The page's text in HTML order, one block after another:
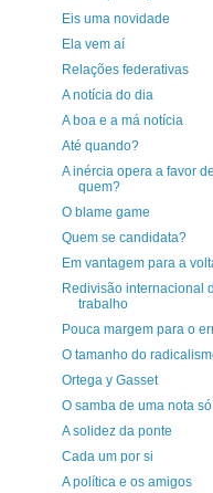
Eis uma novidade
Ela vem aí
Relações federativas
A notícia do dia
A boa e a má notícia
Até quando?
A inércia opera a favor de
quem?
O blame game
Quem se candidata?
Em vantagem para a
Redivisão internacional
trabalho
Pouca margem para o
O tamanho do
Ortega y Gasset
O samba de uma nota só
A solidez da ponte
Cada um por si
A política e os amigos